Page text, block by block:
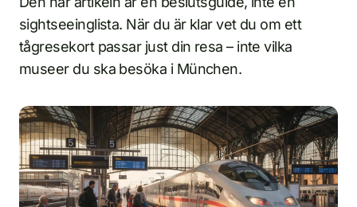
sightseeinglista. När du är klar vet du om ett
tågresekort passar just din resa – inte vilka
museer du ska besöka i München.